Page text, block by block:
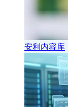
安利内容库